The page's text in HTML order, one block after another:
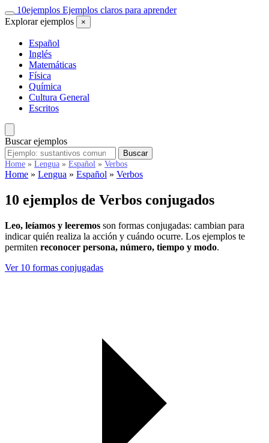
Saltar
al
10ejemplos Ejemplos claros para aprender
Explorar ejemplos
×
Español
Inglés
Matemáticas
Física
Química
Cultura General
Escritos
Buscar ejemplos
Buscar
ejemplos
Buscar
Home » Lengua » Español » Verbos
Home » Lengua » Español » Verbos
10 ejemplos de Verbos conjugados
Leo, leíamos y leeremos son formas conjugadas: cambian para
indicar quién realiza la acción y cuándo ocurre. Los ejemplos te
permiten reconocer persona, número, tiempo y modo.
Ver 10 formas conjugadas